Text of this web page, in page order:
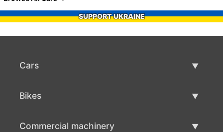
SUPPORT UKRAINE
Cars
Bikes
Commercial machinery